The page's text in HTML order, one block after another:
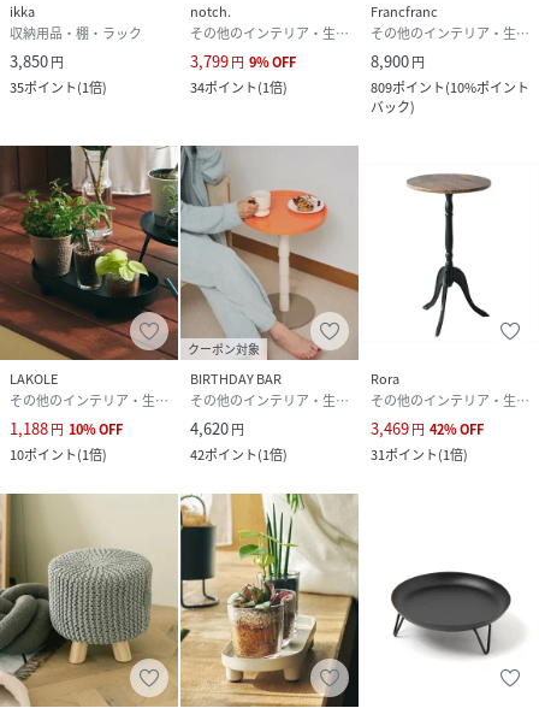
ikka
収納用品・棚・ラック
3,850円
35ポイント(1倍)
notch.
その他のインテリア・生活雑貨
3,799円 9%OFF
34ポイント(1倍)
Francfranc
その他のインテリア・生活雑貨
8,900円
809ポイント(10%ポイント
バック)
LAKOLE
その他のインテリア・生活雑貨
1,188円 10%OFF
10ポイント(1倍)
クーポン対象
BIRTHDAY BAR
その他のインテリア・生活雑貨
4,620円
42ポイント(1倍)
Rora
その他のインテリア・生活雑貨
3,469円 42%OFF
31ポイント(1倍)